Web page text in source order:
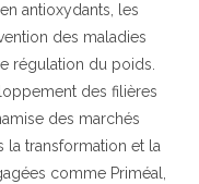
antioxydants, les
des maladies
régulation du poids.
des filières
des marchés
la transformation et la
comme Priméal,